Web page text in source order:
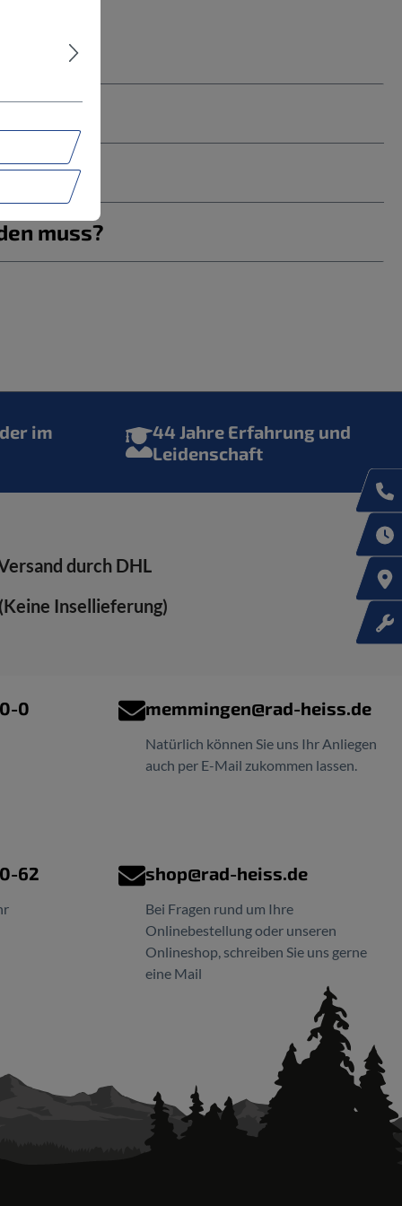
muss?
im
44 Jahre Erfahrung und
Leidenschaft
durch DHL
Insellieferung)
0 memmingen@rad-heiss.de
Natürlich können Sie uns Ihr Anliegen
auch per E-Mail zukommen lassen.
62 shop@rad-heiss.de
Bei Fragen rund um Ihre
Onlinebestellung oder unseren
Onlineshop, schreiben Sie uns gerne
eine Mail